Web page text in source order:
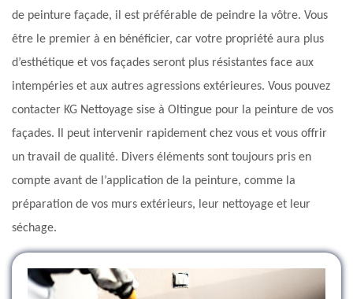
de peinture façade, il est préférable de peindre la vôtre. Vous
être le premier à en bénéficier, car votre propriété aura plus
d’esthétique et vos façades seront plus résistantes face aux
intempéries et aux autres agressions extérieures. Vous pouvez
contacter KG Nettoyage sise à Oltingue pour la peinture de vos
façades. Il peut intervenir rapidement chez vous et vous offrir
un travail de qualité. Divers éléments sont toujours pris en
compte avant de l’application de la peinture, comme la
préparation de vos murs extérieurs, leur nettoyage et leur
séchage.